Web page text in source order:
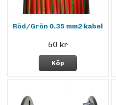
Röd/Grön 0.35 mm2 kabel
50 kr
Köp